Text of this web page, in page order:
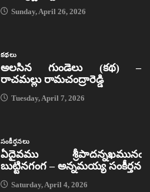
Sunday, April 26, 2026
కథలు
అలసిన గుండెలు (కథ) –
రాచమల్లు రామచంద్రారెడ్డి
Tuesday, April 7, 2026
సంకీర్తనలు
ఏదైవము శ్రీపాదన్నఖమునఁ
బుట్టినగంగ – అన్నమయ్య సంకీర్తన
Saturday, April 4, 2026